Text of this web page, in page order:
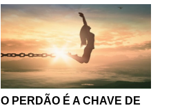
O PERDÃO É A CHAVE DE